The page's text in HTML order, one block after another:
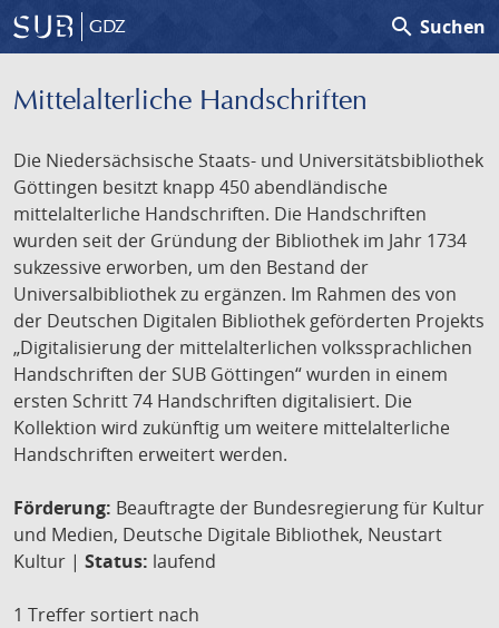
GDZ search Suchen
Mittelalterliche Handschriften
Die Niedersächsische Staats- und Universitätsbibliothek
Göttingen besitzt knapp 450 abendländische
mittelalterliche Handschriften. Die Handschriften
wurden seit der Gründung der Bibliothek im Jahr 1734
sukzessive erworben, um den Bestand der
Universalbibliothek zu ergänzen. Im Rahmen des von
der Deutschen Digitalen Bibliothek geförderten Projekts
„Digitalisierung der mittelalterlichen volkssprachlichen
Handschriften der SUB Göttingen“ wurden in einem
ersten Schritt 74 Handschriften digitalisiert. Die
Kollektion wird zukünftig um weitere mittelalterliche
Handschriften erweitert werden.
Förderung: Beauftragte der Bundesregierung für Kultur
und Medien, Deutsche Digitale Bibliothek, Neustart
Kultur | Status: laufend
1 Treffer sortiert nach